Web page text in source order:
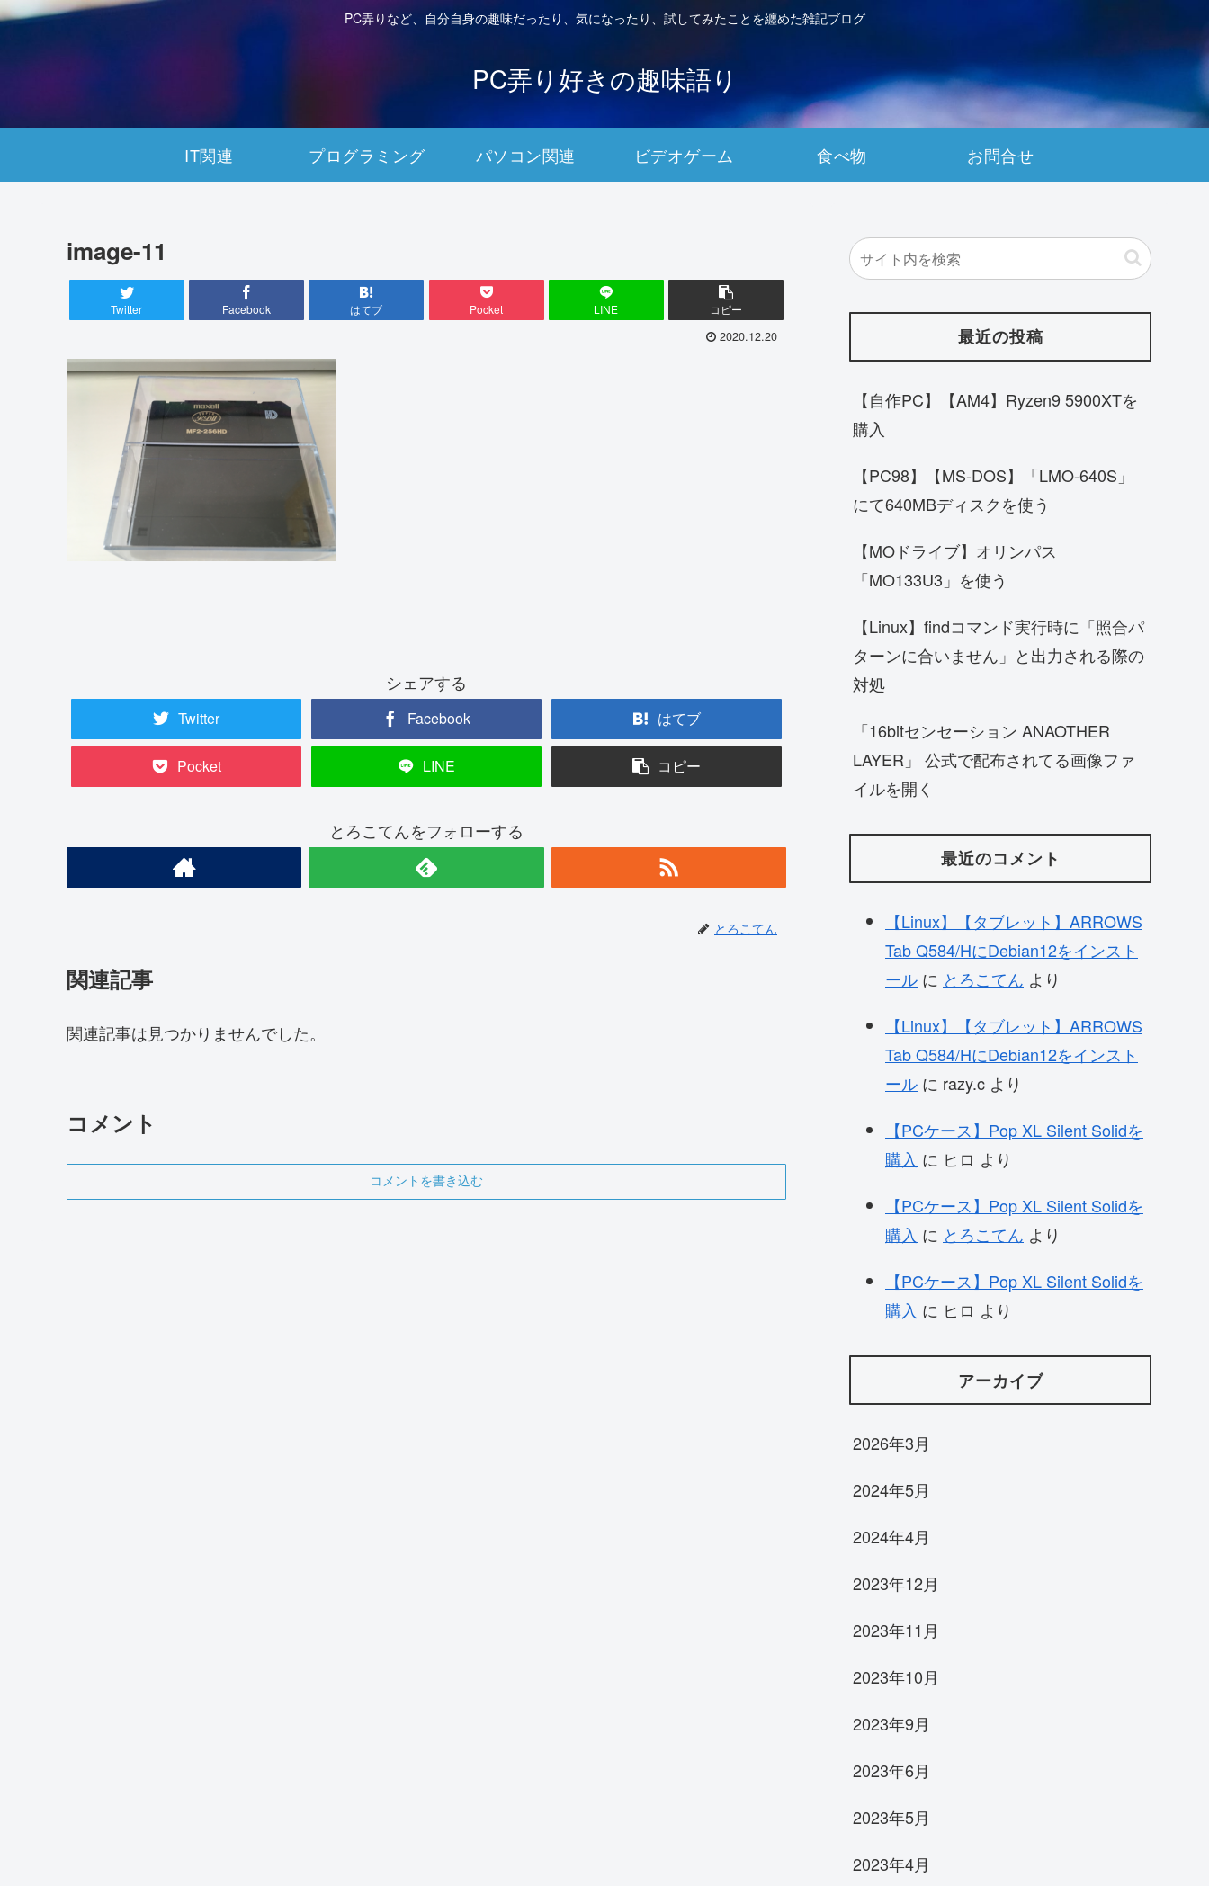
PC弄りなど、自分自身の趣味だったり、気になったり、試してみたことを纏めた雑記ブログ
PC弄り好きの趣味語り
IT関連 プログラミング パソコン関連 ビデオゲーム 食べ物 お問合せ
image-11
Twitter Facebook はてブ Pocket LINE コピー
2020.12.20
シェアする
Twitter Facebook はてブ
Pocket LINE コピー
とろこてんをフォローする
とろこてん
関連記事
関連記事は見つかりませんでした。
コメント
コメントを書き込む
最近の投稿
【自作PC】【AM4】Ryzen9 5900XTを
購入
【PC98】【MS-DOS】「LMO-640S」
にて640MBディスクを使う
【MOドライブ】オリンパス
「MO133U3」を使う
【Linux】findコマンド実行時に「照合パ
ターンに合いません」と出力される際の
対処
「16bitセンセーション ANAOTHER
LAYER」 公式で配布されてる画像ファ
イルを開く
最近のコメント
【Linux】【タブレット】ARROWS
Tab Q584/HにDebian12をインスト
ール に とろこてん より
【Linux】【タブレット】ARROWS
Tab Q584/HにDebian12をインスト
ール に razy.c より
【PCケース】Pop XL Silent Solidを
購入 に ヒロ より
【PCケース】Pop XL Silent Solidを
購入 に とろこてん より
【PCケース】Pop XL Silent Solidを
購入 に ヒロ より
アーカイブ
2026年3月
2024年5月
2024年4月
2023年12月
2023年11月
2023年10月
2023年9月
2023年6月
2023年5月
2023年4月